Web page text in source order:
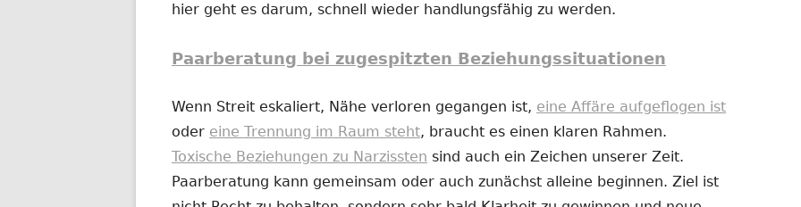
hier geht es darum, schnell wieder handlungsfähig zu werden.
Paarberatung bei zugespitzten Beziehungssituationen
Wenn Streit eskaliert, Nähe verloren gegangen ist, eine Affäre aufgeflogen ist
oder eine Trennung im Raum steht, braucht es einen klaren Rahmen.
Toxische Beziehungen zu Narzissten sind auch ein Zeichen unserer Zeit.
Paarberatung kann gemeinsam oder auch zunächst alleine beginnen. Ziel ist